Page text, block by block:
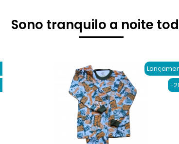
Sono tranquilo a noite
-